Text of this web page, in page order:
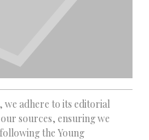
adhere to its editorial
sources, ensuring we
the Young